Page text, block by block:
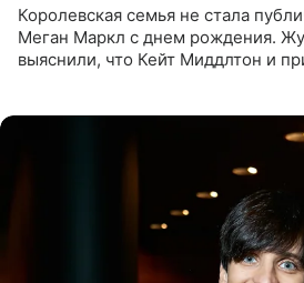
Королевская семья не стала
Меган Маркл с днем рождения.
выяснили, что Кейт Миддлтон и